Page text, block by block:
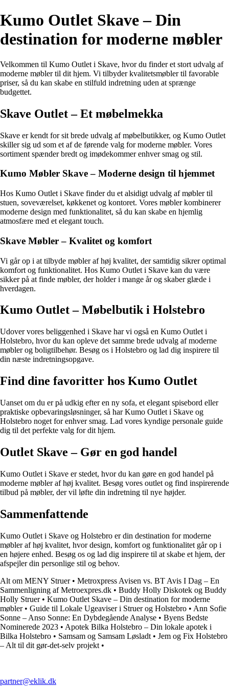
Kumo Outlet Skave – Din
destination for moderne møbler
Velkommen til Kumo Outlet i Skave, hvor du finder et stort udvalg af
moderne møbler til dit hjem. Vi tilbyder kvalitetsmøbler til favorable
priser, så du kan skabe en stilfuld indretning uden at sprænge
budgettet.
Skave Outlet – Et møbelmekka
Skave er kendt for sit brede udvalg af møbelbutikker, og Kumo Outlet
skiller sig ud som et af de førende valg for moderne møbler. Vores
sortiment spænder bredt og imødekommer enhver smag og stil.
Kumo Møbler Skave – Moderne design til hjemmet
Hos Kumo Outlet i Skave finder du et alsidigt udvalg af møbler til
stuen, soveværelset, køkkenet og kontoret. Vores møbler kombinerer
moderne design med funktionalitet, så du kan skabe en hjemlig
atmosfære med et elegant touch.
Skave Møbler – Kvalitet og komfort
Vi går op i at tilbyde møbler af høj kvalitet, der samtidig sikrer optimal
komfort og funktionalitet. Hos Kumo Outlet i Skave kan du være
sikker på at finde møbler, der holder i mange år og skaber glæde i
hverdagen.
Kumo Outlet – Møbelbutik i Holstebro
Udover vores beliggenhed i Skave har vi også en Kumo Outlet i
Holstebro, hvor du kan opleve det samme brede udvalg af moderne
møbler og boligtilbehør. Besøg os i Holstebro og lad dig inspirere til
din næste indretningsopgave.
Find dine favoritter hos Kumo Outlet
Uanset om du er på udkig efter en ny sofa, et elegant spisebord eller
praktiske opbevaringsløsninger, så har Kumo Outlet i Skave og
Holstebro noget for enhver smag. Lad vores kyndige personale guide
dig til det perfekte valg for dit hjem.
Outlet Skave – Gør en god handel
Kumo Outlet i Skave er stedet, hvor du kan gøre en god handel på
moderne møbler af høj kvalitet. Besøg vores outlet og find inspirerende
tilbud på møbler, der vil løfte din indretning til nye højder.
Sammenfattende
Kumo Outlet i Skave og Holstebro er din destination for moderne
møbler af høj kvalitet, hvor design, komfort og funktionalitet går op i
en højere enhed. Besøg os og lad dig inspirere til at skabe et hjem, der
afspejler din personlige stil og behov.
Alt om MENY Struer• Metroxpress Avisen vs. BT Avis I Dag – En
Sammenligning af Metroexpres.dk • Buddy Holly Diskotek og Buddy
Holly Struer• Kumo Outlet Skave – Din destination for moderne
møbler• Guide til Lokale Ugeaviser i Struer og Holstebro • Ann Sofie
Sonne – Anso Sonne: En Dybdegående Analyse • Byens Bedste
Nominerede 2023 • Apotek Bilka Holstebro – Din lokale apotek i
Bilka Holstebro • Samsam og Samsam Løsladt • Jem og Fix Holstebro
– Alt til dit gør-det-selv projekt •
partner@eklik.dk